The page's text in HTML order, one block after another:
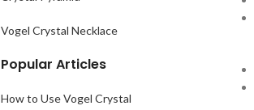
Vogel Crystal Necklace
Popular Articles
How to Use Vogel Crystal